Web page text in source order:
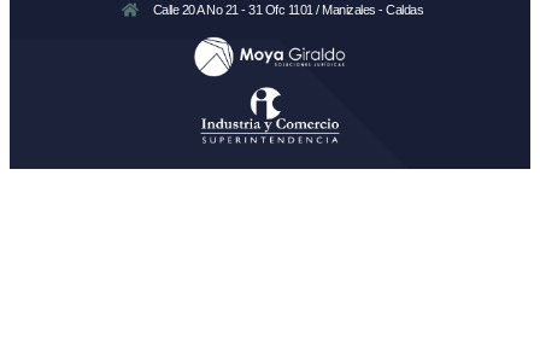
Calle 20 A No 21 - 31 Ofc 1101 / Manizales - Caldas